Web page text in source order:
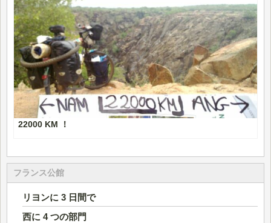
22000 KM ！
フランス公館
リヨンに 3 日間で
西に 4 つの部門